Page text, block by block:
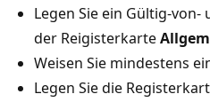
Legen Sie ein Gültig-
der Reigisterkarte
Weisen Sie mindestens
Legen Sie die